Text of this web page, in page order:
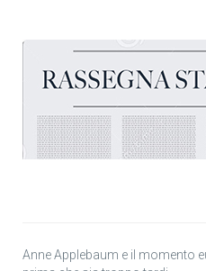
Anne Applebaum e il momento